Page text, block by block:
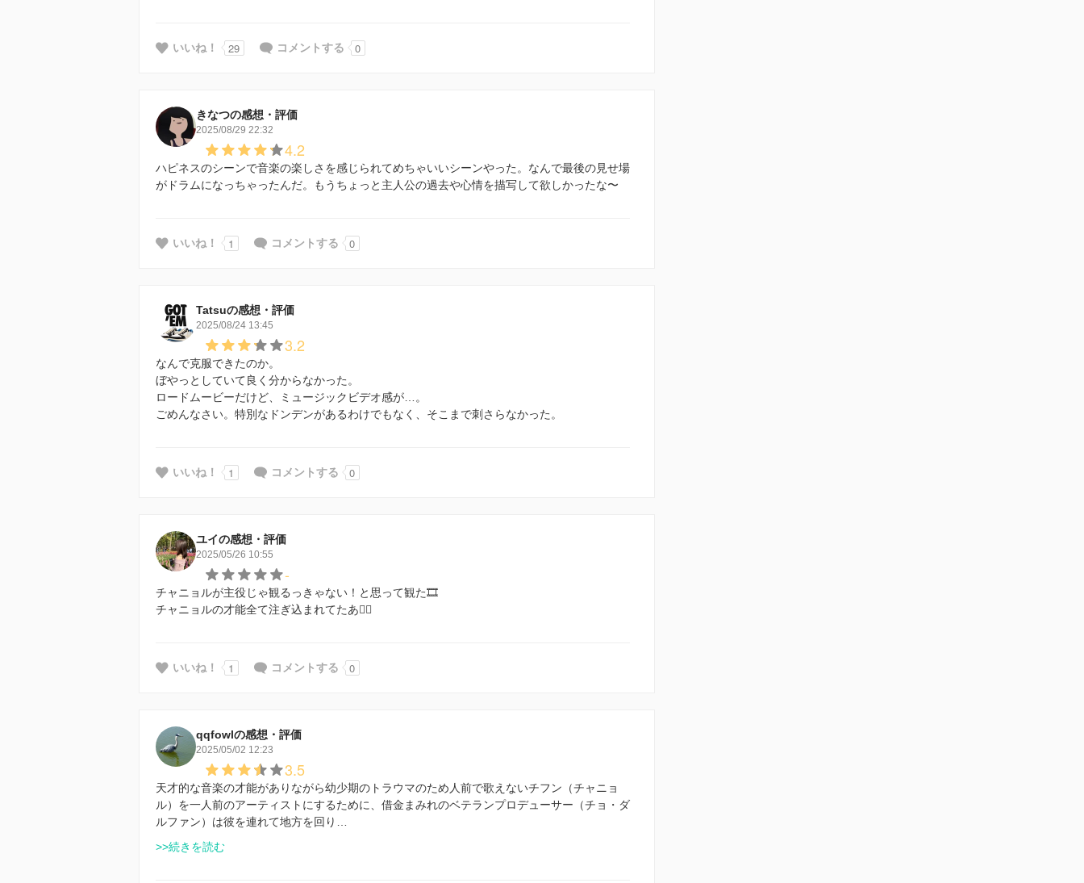
いいね！ 29 コメントする 0
きなつの感想・評価
2025/08/29 22:32
4.2
ハピネスのシーンで音楽の楽しさを感じられてめちゃいいシーンやった。なんで最後の見せ場
がドラムになっちゃったんだ。もうちょっと主人公の過去や心情を描写して欲しかったな〜
いいね！ 1 コメントする 0
Tatsuの感想・評価
2025/08/24 13:45
3.2
なんで克服できたのか。
ぼやっとしていて良く分からなかった。
ロードムービーだけど、ミュージックビデオ感が…。
ごめんなさい。特別なドンデンがあるわけでもなく、そこまで刺さらなかった。
いいね！ 1 コメントする 0
ユイの感想・評価
2025/05/26 10:55
-
チャニョルが主役じゃ観るっきゃない！と思って観た🎞️
チャニョルの才能全て注ぎ込まれてたあ😮‍💨
いいね！ 1 コメントする 0
qqfowlの感想・評価
2025/05/02 12:23
3.5
天才的な音楽の才能がありながら幼少期のトラウマのため人前で歌えないチフン（チャニョ
ル）を一人前のアーティストにするために、借金まみれのベテランプロデューサー（チョ・ダ
ルファン）は彼を連れて地方を回り…
>>続きを読む